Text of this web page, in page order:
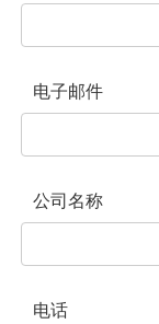
电子邮件
公司名称
电话